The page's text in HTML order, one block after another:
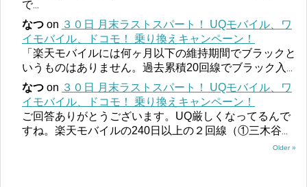
で...
なつ on ３０日 月末ラストスパート！ UQモバイル、ワ
イモバイル、ドコモ！ 乗り換えキャンペーン！
「楽天モバイルには何ヶ月以下の維持期間でブラックと
いうものはありません。過去累積20回線でブラック入
なつ on ３０日 月末ラストスパート！ UQモバイル、ワ
イモバイル、ドコモ！ 乗り換えキャンペーン！
ご回答ありがとうございます。UQ厳しくなってるんで
すね。楽天モバイルの240日以上の２回線（①三木谷
Older »